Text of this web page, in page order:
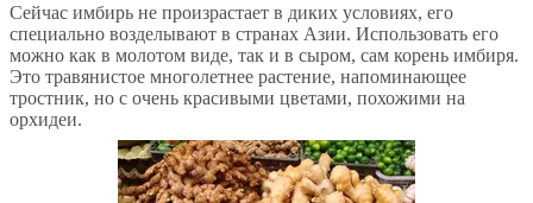
Сейчас имбирь не произрастает в диких условиях, его
специально возделывают в странах Азии. Использовать его
можно как в молотом виде, так и в сыром, сам корень имбиря.
Это травянистое многолетнее растение, напоминающее
тростник, но с очень красивыми цветами, похожими на
орхидеи.